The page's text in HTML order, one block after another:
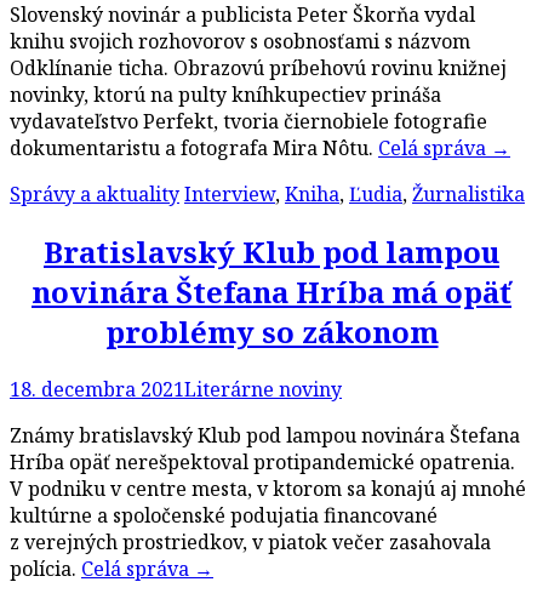
Slovenský novinár a publicista Peter Škorňa vydal
knihu svojich rozhovorov s osobnosťami s názvom
Odklínanie ticha. Obrazovú príbehovú rovinu knižnej
novinky, ktorú na pulty kníhkupectiev prináša
vydavateľstvo Perfekt, tvoria čiernobiele fotografie
dokumentaristu a fotografa Mira Nôtu. Celá správa →
Správy a aktualityInterview,Kniha,Ľudia,Žurnalistika
Bratislavský Klub pod lampou
novinára Štefana Hríba má opäť
problémy so zákonom
18. decembra 2021Literárne noviny
Známy bratislavský Klub pod lampou novinára Štefana
Hríba opäť nerešpektoval protipandemické opatrenia.
V podniku v centre mesta, v ktorom sa konajú aj mnohé
kultúrne a spoločenské podujatia financované
z verejných prostriedkov, v piatok večer zasahovala
polícia. Celá správa →